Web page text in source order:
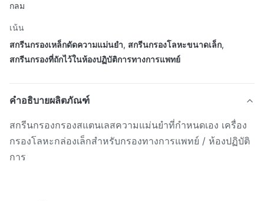
กลม
เน้น
สกรีนกรองเหล็กดัดความแม่นยํา, สกรีนกรองโลหะขนาดเล็ก,
สกรีนกรองที่ถักไว้ในห้องปฏิบัติการทางการแพทย์
คำอธิบายผลิตภัณฑ์
สกรีนกรองกรองสแตนเลสความแม่นยําที่กําหนดเอง เครื่อง
กรองโลหะกล่องเล็กสําหรับกรองทางการแพทย์ / ห้องปฏิบัติ
การ